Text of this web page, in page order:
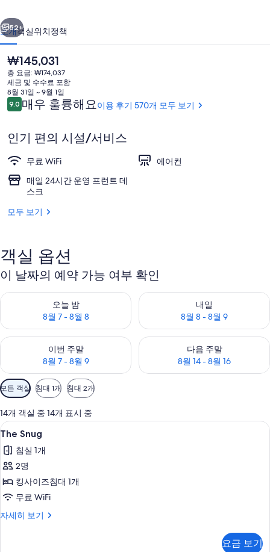
얼
스
코
트
의
진
갤
러
외관
52+
소개객실위치정책
현
재
가
격
은
₩145,031
₩145,031
총 요금: ₩174,037
세금 및 수수료 포함
8월 31일 ~ 9월 1일
이
용
기
9.010점 만점 중 9.0점.
매우 훌륭해요이용 후기 570개 모두 보기
인기 편의 시설/서비스
무료 WiFi
에어컨
매일 24시간 운영 프런트 데
스크
모두 보기
객실 옵션
이 날짜의 예약 가능 여부 확인
오늘 밤
8월 7 - 8월 8
오늘 밤 예약 가능 여부 확인, 8월 7 - 8월 8
내일
8월 8 - 8월 9
내일 예약 가능 여부 확인, 8월
이번 주말
8월 7 - 8월 9
이번 주말 예약 가능 여부 확인, 8월 7 - 8월 9
다음 주말
8월 14 - 8월 16
다음 주말 예약 가능 여부 확인,
객
실
에
사
용
가
능
한
터
모든 객실 침대 1개 침대 2개
14개 객실 중 14개 표시 중
The
Snug
사
진
모
두
보
8
The Snug
침실 1개
2명
킹사이즈침대 1개
무료 WiFi
자세히 보기
The
요금 보기